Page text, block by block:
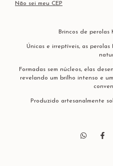
Não sei meu CEP
Brincos de perolas
Únicas e irreptíveis, as
Formadas sem núcleos, elas
revelando um brilho intenso e
Produzido artesanalmente